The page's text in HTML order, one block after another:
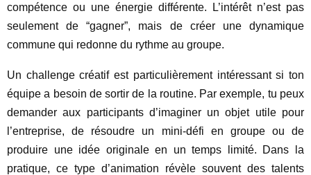
compétence ou une énergie différente. L’intérêt n’est pas
seulement de “gagner”, mais de créer une dynamique
commune qui redonne du rythme au groupe.
Un challenge créatif est particulièrement intéressant si ton
équipe a besoin de sortir de la routine. Par exemple, tu peux
demander aux participants d’imaginer un objet utile pour
l’entreprise, de résoudre un mini-défi en groupe ou de
produire une idée originale en un temps limité. Dans la
pratique, ce type d’animation révèle souvent des talents